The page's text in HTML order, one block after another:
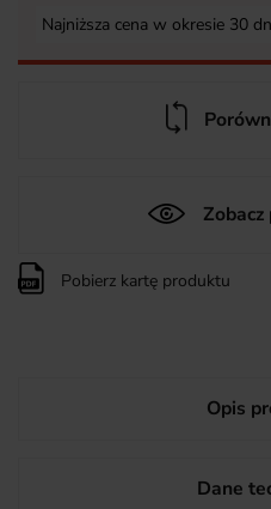
Najniższa cena w okresie 30
Pobierz kartę produktu
Opis
Dane